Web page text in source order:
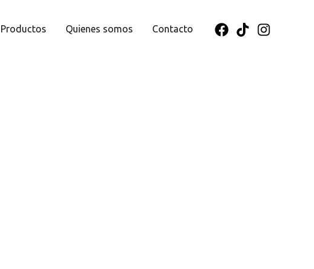
Productos Quienes somos Contacto